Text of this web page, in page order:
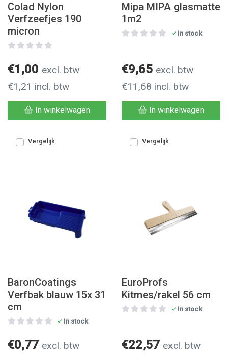
Colad Nylon
Verfzeefjes 190
micron
€1,00 excl. btw
€1,21 incl. btw
In winkelwagen
Vergelijk
Mipa MIPA glasmatte
1m2
In stock
€9,65 excl. btw
€11,68 incl. btw
In winkelwagen
Vergelijk
BaronCoatings
Verfbak blauw 15x 31
cm
In stock
€0,77 excl. btw
EuroProfs
Kitmes/rakel 56 cm
In stock
€22,57 excl. btw